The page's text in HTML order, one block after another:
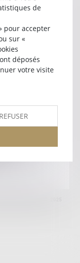
du site
75014 PARIS
de
pour accepter
sur «
déposés
votre visite
REFUSER